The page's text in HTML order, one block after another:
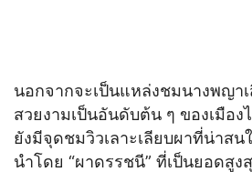
นอกจากจะเป็นแหล่งชมนางพญา
สวยงามเป็นอันดับต้น ๆ ของเมือ
ยังมีจุดชมวิวเลาะเลียบผาที่น่าส
นำโดย “ผาดรรชนี” ที่เป็นยอดสู